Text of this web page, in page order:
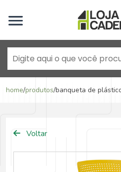
home/produtos/banqueta de
Voltar
Inicie uma
Goiânia - Jardim América
Anápolis - Jundiaí
Brasília - ADE Águas